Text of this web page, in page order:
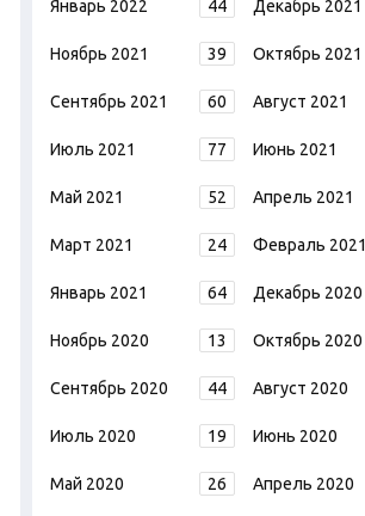
Январь 2022 44 Декабрь 2021
Ноябрь 2021 39 Октябрь 2021
Сентябрь 2021 60 Август 2021
Июль 2021 77 Июнь 2021
Май 2021 52 Апрель 2021
Март 2021 24 Февраль 2021
Январь 2021 64 Декабрь 2020
Ноябрь 2020 13 Октябрь 2020
Сентябрь 2020 44 Август 2020
Июль 2020 19 Июнь 2020
Май 2020 26 Апрель 2020